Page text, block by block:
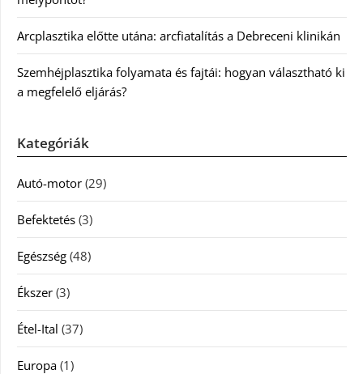
Arcplasztika előtte utána: arcfiatalítás a Debreceni klinikán
Szemhéjplasztika folyamata és fajtái: hogyan választható ki
a megfelelő eljárás?
Kategóriák
Autó-motor (29)
Befektetés (3)
Egészség (48)
Ékszer (3)
Étel-Ital (37)
Europa (1)